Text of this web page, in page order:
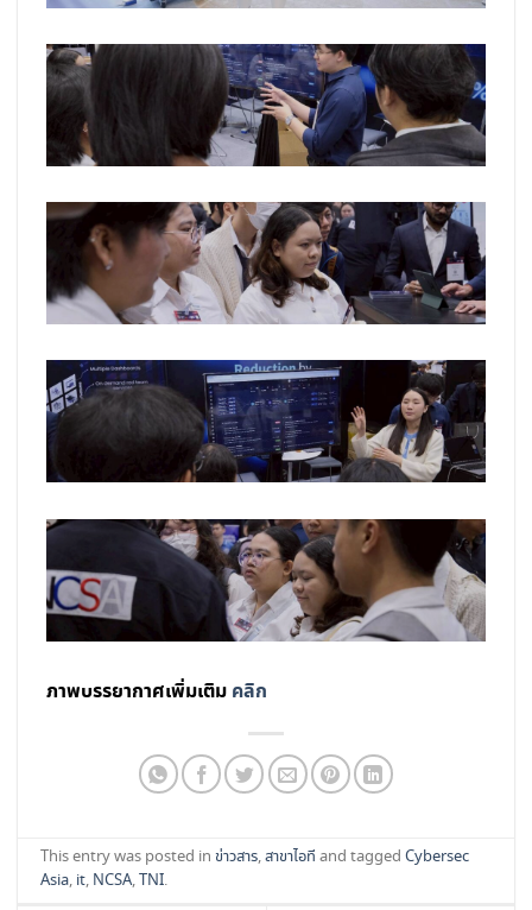
ภาพบรรยากาศเพิ่มเติม คลิก
This entry was posted inข่าวสาร,สาขาไอที and taggedCybersec
Asia, it, NCSA,TNI.